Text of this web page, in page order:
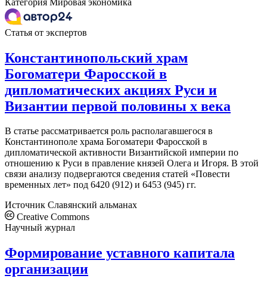
Статья от экспертов
Константинопольский храм
Богоматери Фаросской в
дипломатических акциях Руси и
Византии первой половины х века
В статье рассматривается роль располагавшегося в
Константинополе храма Богоматери Фаросской в
дипломатической активности Византийской империи по
отношению к Руси в правление князей Олега и Игоря. В этой
связи анализу подвергаются сведения статей «Повести
временных лет» под 6420 (912) и 6453 (945) гг.
Источник Славянский альманах
Creative Commons
Научный журнал
Формирование уставного капитала
организации